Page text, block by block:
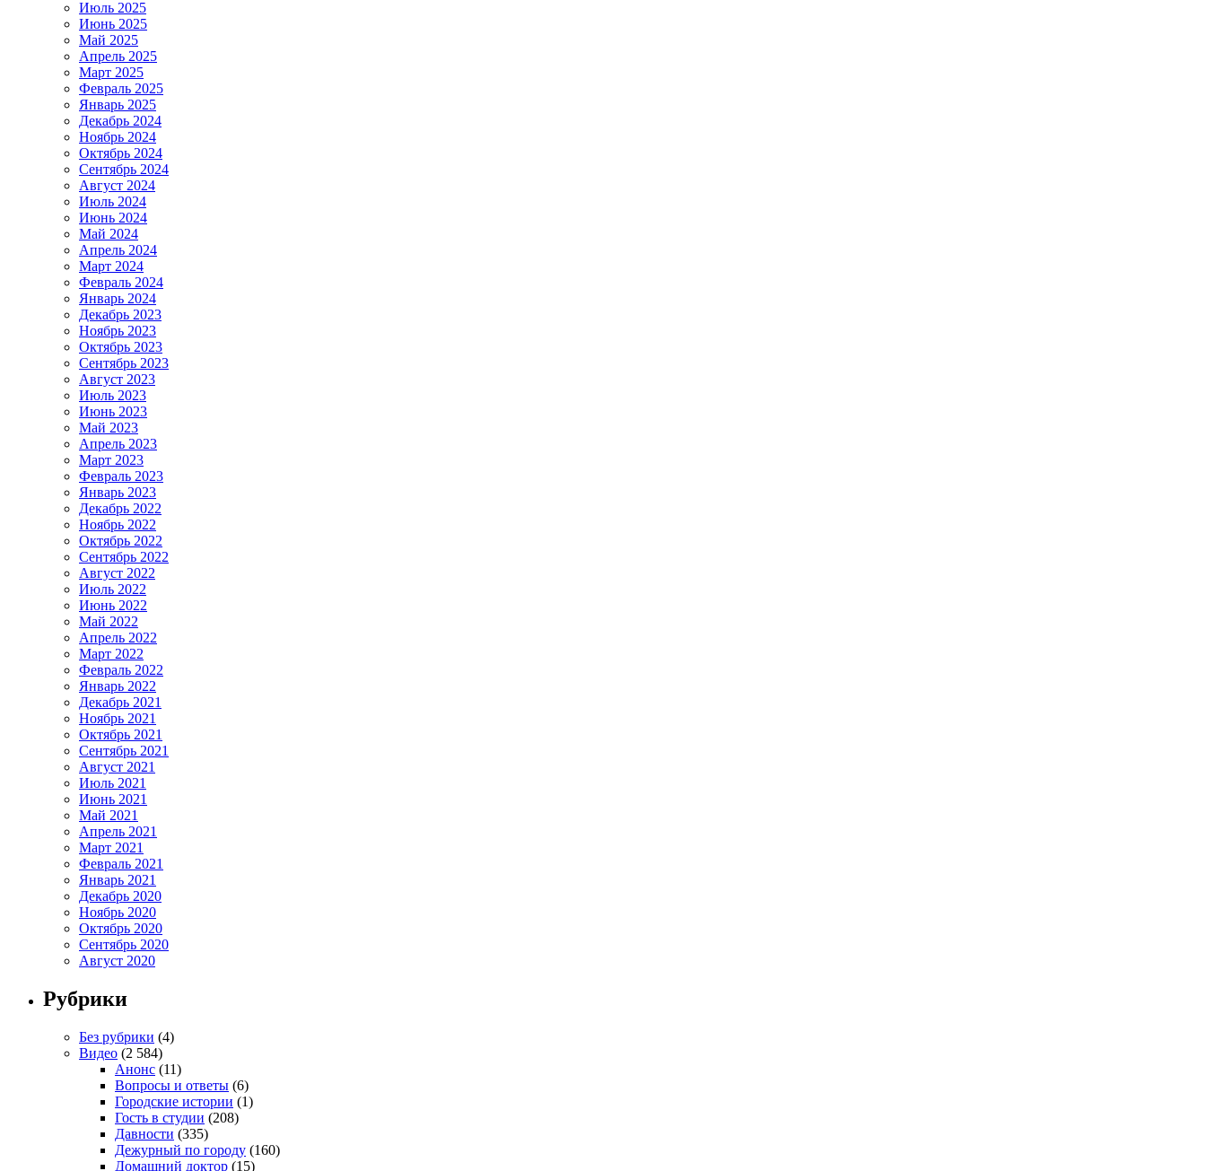
Июль 2025
Июнь 2025
Май 2025
Апрель 2025
Март 2025
Февраль 2025
Январь 2025
Декабрь 2024
Ноябрь 2024
Октябрь 2024
Сентябрь 2024
Август 2024
Июль 2024
Июнь 2024
Май 2024
Апрель 2024
Март 2024
Февраль 2024
Январь 2024
Декабрь 2023
Ноябрь 2023
Октябрь 2023
Сентябрь 2023
Август 2023
Июль 2023
Июнь 2023
Май 2023
Апрель 2023
Март 2023
Февраль 2023
Январь 2023
Декабрь 2022
Ноябрь 2022
Октябрь 2022
Сентябрь 2022
Август 2022
Июль 2022
Июнь 2022
Май 2022
Апрель 2022
Март 2022
Февраль 2022
Январь 2022
Декабрь 2021
Ноябрь 2021
Октябрь 2021
Сентябрь 2021
Август 2021
Июль 2021
Июнь 2021
Май 2021
Апрель 2021
Март 2021
Февраль 2021
Январь 2021
Декабрь 2020
Ноябрь 2020
Октябрь 2020
Сентябрь 2020
Август 2020
Рубрики
Без рубрики (4)
Видео (2 584)
Анонс (11)
Вопросы и ответы (6)
Городские истории (1)
Гость в студии (208)
Давности (335)
Дежурный по городу (160)
Домашний доктор (15)